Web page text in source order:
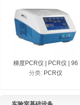
梯度PCR仪 | PCR仪 | 96
孔PCR仪 | SEDI PCR仪
分类: PCR仪